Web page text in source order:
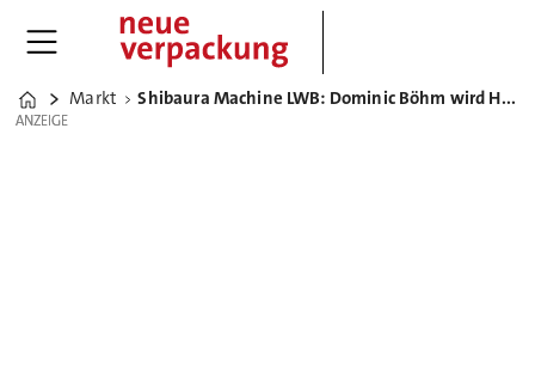
Home
Markt Shibaura Machine LWB: Dominic Böhm wird Head of Sales Thermoplast
ANZEIGE
ANZEIGE